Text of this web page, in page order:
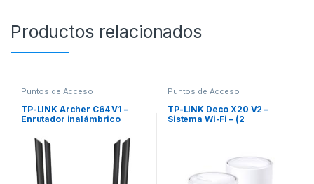
Productos relacionados
Puntos de Acceso
TP-LINK Archer C64 V1 –
Enrutador inalámbrico
1GbE – Wi-Fi 5 – Doble banda
Puntos de Acceso
TP-LINK Deco X20 V2 –
Sistema Wi-Fi – (2